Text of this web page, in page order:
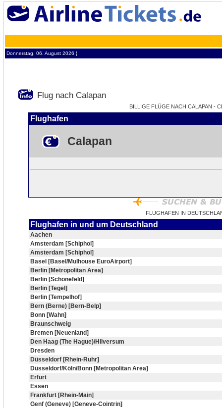
Donnerstag, 06. August 2026 ¦
Flug nach Calapan
BILLIGE FLÜGE NACH CALAPAN -
Flughafen
Calapan
FLUGHAFEN IN
Flughafen in und um Deutschland
Aachen
Amsterdam [Schiphol]
Amsterdam [Schiphol]
Basel [Basel/Mulhouse EuroAirport]
Berlin [Metropolitan Area]
Berlin [Schönefeld]
Berlin [Tegel]
Berlin [Tempelhof]
Bern (Berne) [Bern-Belp]
Bonn [Wahn]
Braunschweig
Bremen [Neuenland]
Den Haag (The Hague)/Hilversum
Dresden
Düsseldorf [Rhein-Ruhr]
Düsseldorf/Köln/Bonn [Metropolitan Area]
Erfurt
Essen
Frankfurt [Rhein-Main]
Genf (Geneve) [Geneve-Cointrin]